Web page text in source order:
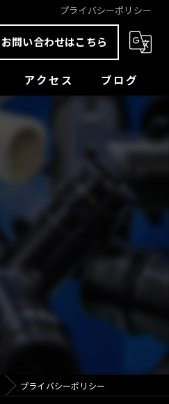
プライバシーポリシー
お問い合わせはこちら
アクセス ブログ
プライバシーポリシー